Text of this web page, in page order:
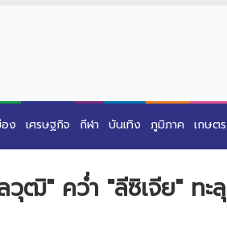
อง เศรษฐกิจ กีฬา บันเทิง ภูมิภาค เกษตร
ฒิ" คว่ำ "ลีซิเจีย" ทะลุ